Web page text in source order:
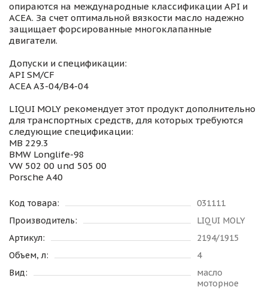
опираются на международные классификации API и
ACEA. За счет оптимальной вязкости масло надежно
защищает форсированные многоклапанные
двигатели.
Допуски и спецификации:
API SM/CF
ACEA A3-04/B4-04
LIQUI MOLY рекомендует этот продукт дополнительно
для транспортных средств, для которых требуются
следующие спецификации:
MB 229.3
BMW Longlife-98
VW 502 00 und 505 00
Porsche A40
Код товара:
031111
Производитель:
LIQUI MOLY
Артикул:
2194/1915
Объем, л:
4
Вид:
масло
моторное